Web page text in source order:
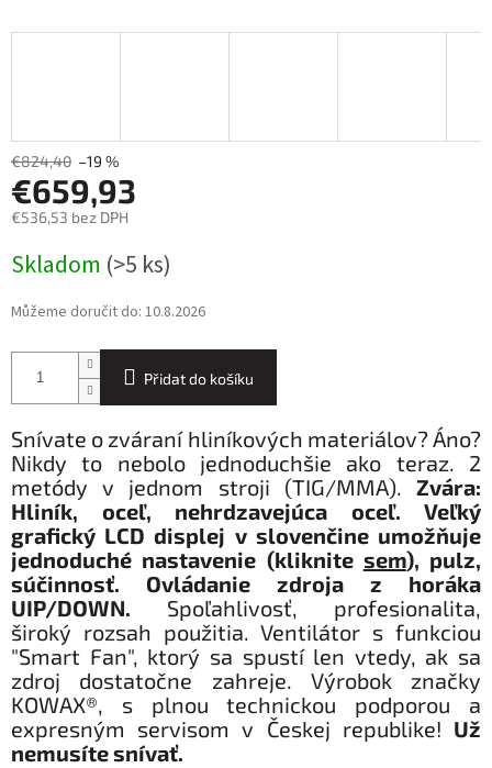
€824,40 –19 %
€659,93
€536,53 bez DPH
cena:
Skladom (>5 ks)
Můžeme doručit do: 10.8.2026
Přidat do košíku
Snívate o zváraní hliníkových materiálov? Áno?
Nikdy to nebolo jednoduchšie ako teraz. 2
metódy v jednom stroji (TIG/MMA). Zvára:
Hliník, oceľ, nehrdzavejúca oceľ.
Veľký
grafický LCD displej v slovenčine umožňuje
jednoduché nastavenie (kliknite sem), pulz,
súčinnosť. Ovládanie zdroja z horáka
UIP/DOWN. Spoľahlivosť, profesionalita,
široký rozsah použitia. Ventilátor s funkciou
"Smart Fan", ktorý sa spustí len vtedy, ak sa
zdroj dostatočne zahreje. Výrobok značky
KOWAX®, s plnou technickou podporou a
expresným servisom v Českej republike! Už
nemusíte snívať.